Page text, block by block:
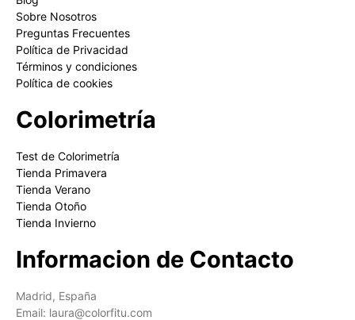
Sobre Nosotros
Preguntas Frecuentes
Política de Privacidad
Términos y condiciones
Política de cookies
Colorimetría
Test de Colorimetría
Tienda Primavera
Tienda Verano
Tienda Otoño
Tienda Invierno
Informacion de Contacto
Madrid, España
Email: laura@colorfitu.com